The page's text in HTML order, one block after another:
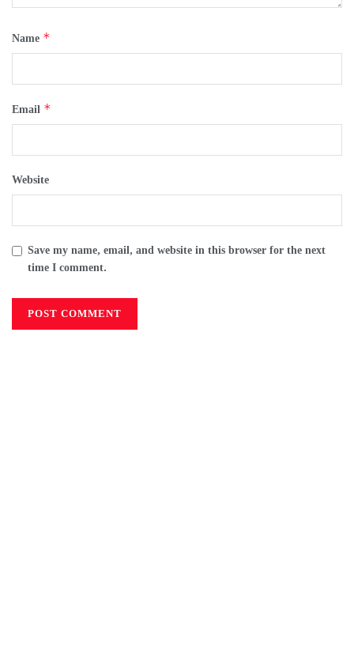
Name *
Email *
Website
Save my name, email, and website in this browser for the next
time I comment.